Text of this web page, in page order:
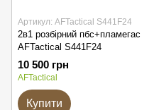
Артикул: AFTactical S441F24
2в1 розбірний пбс+пламегас
AFTactical S441F24
10 500 грн
AFTactical
Купити